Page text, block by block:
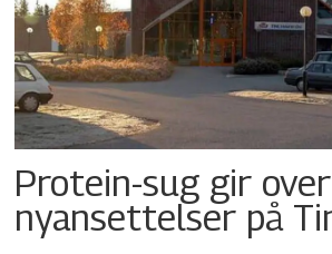
Protein-sug gir
nyansettelser på